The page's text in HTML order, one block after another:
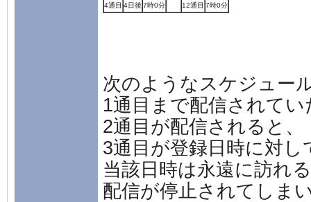
4通目 4日後 7時0分 12通目 7時0分
次のようなスケジュー
1通目まで配信されてい
2通目が配信されると、
3通目が登録日時に対
当該日時は永遠に訪れ
配信が停止されてしま